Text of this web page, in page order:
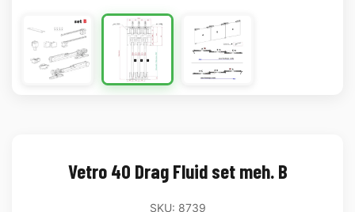
Vetro 40 Drag Fluid set meh. B
SKU: 8739